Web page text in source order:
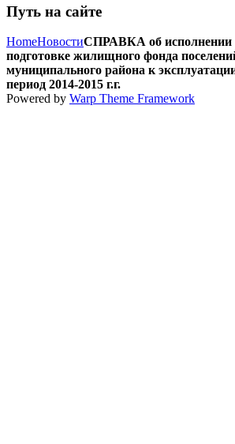
Путь на сайте
HomeНовостиСПРАВКА об исполнении
подготовке жилищного фонда
муниципального района к
период 2014-2015 г.г.
Powered by Warp Theme Framework